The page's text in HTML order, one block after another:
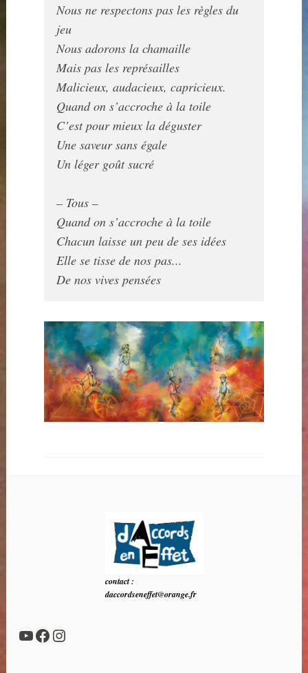
Nous ne respectons pas les règles du
jeu
Nous adorons la chamaille
Mais pas les représailles
Malicieux, audacieux, capricieux.
Quand on s’accroche à la toile
C’est pour mieux la déguster
Une saveur sans égale
Un léger goût sucré
– Tous –
Quand on s’accroche à la toile
Chacun laisse un peu de ses idées
Elle se tisse de nos pas...
contact :
daccordseneffet@orange.fr
YouTube
Facebook
Instagram